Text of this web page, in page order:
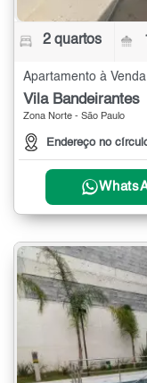
2 quartos
Vila Bandeirantes
Zona Norte - São Paulo
Endereço no